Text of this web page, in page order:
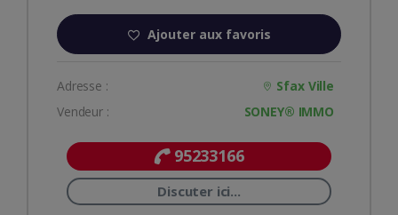
Ajouter aux favoris
Adresse :
Sfax Ville
Vendeur :
SONEY® IMMO
95233166
Discuter ici...